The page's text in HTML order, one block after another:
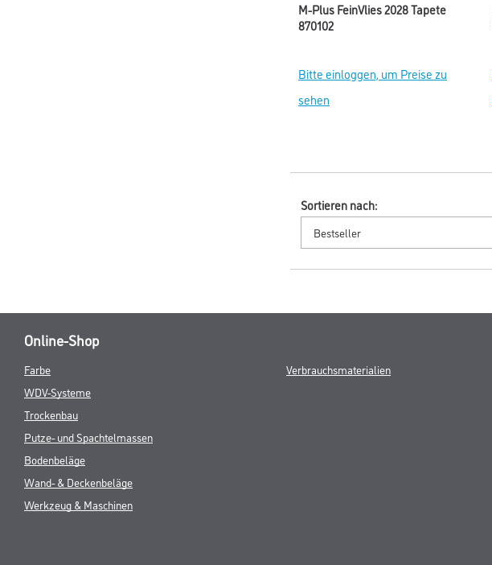
M-Plus FeinVlies 2028 Tapete
870102
Bitte einloggen, um Preise zu
sehen
Sortieren nach:
Online-Shop
Farbe
WDV-Systeme
Trockenbau
Putze- und Spachtelmassen
Bodenbeläge
Wand- & Deckenbeläge
Werkzeug & Maschinen
Verbrauchsmaterialien